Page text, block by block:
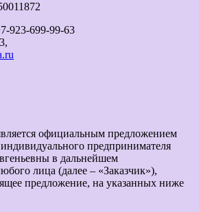
923-699-99-63
официальным предложением
предпринимателя
в дальнейшем
лица (далее – «Заказчик»),
предложение, на указанных ниже